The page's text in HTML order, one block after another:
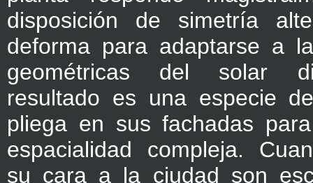
disposición de simetría
deforma para adaptarse a
geométricas del solar
resultado es una especie
pliega en sus fachadas
espacialidad compleja.
su cara a la ciudad son